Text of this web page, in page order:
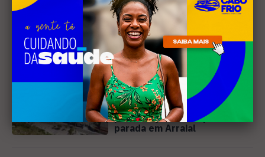
MÚSICA
Banda cabo-friense
Spectrummm apresenta
músicas inéditas no Diveneta
Moto Fest neste sábado (8)
PREJUÍZO
Compradores cobram
cronograma da Volendam e
pedem ação do MP por obra
parada em Arraial